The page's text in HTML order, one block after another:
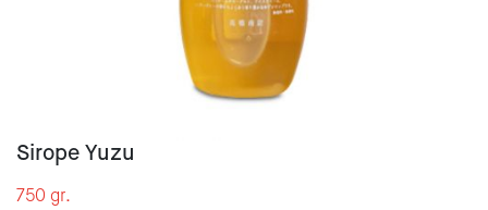
Sirope Yuzu
750 gr.